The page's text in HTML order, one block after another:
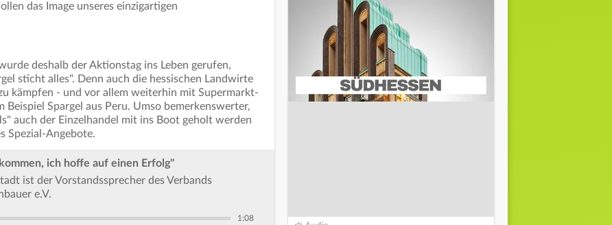
das Image unseres einzigartigen
deshalb der Aktionstag ins Leben gerufen,
sticht alles". Denn auch die hessischen Landwirte
kämpfen - und vor allem weiterhin mit Supermarkt-
Beispiel Spargel aus Peru. Umso bemerkenswerter,
auch der Einzelhandel mit ins Boot geholt werden
Spezial-Angebote.
ich hoffe auf einen Erfolg"
ist der Vorstandssprecher des Verbands
e.V.
1:08